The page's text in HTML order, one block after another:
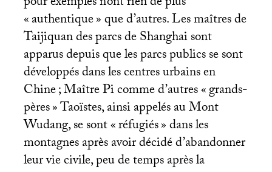
«authentique» que d’autres. Les maîtres de
Taijiquan des parcs de Shanghai sont
apparus depuis que les parcs publics se sont
développés dans les centres urbains en
Chine; Maître Pi comme d’autres «grands-
pères» Taoïstes, ainsi appelés au Mont
Wudang, se sont «réfugiés» dans les
montagnes après avoir décidé d’abandonner
leur vie civile, peu de temps après la